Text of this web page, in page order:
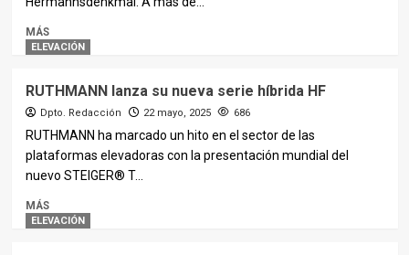
MÁS
ELEVACIÓN
RUTHMANN lanza su nueva serie híbrida HF
Dpto. Redacción 22 mayo, 2025 686
RUTHMANN ha marcado un hito en el sector de las
plataformas elevadoras con la presentación mundial del
nuevo STEIGER® T...
MÁS
ELEVACIÓN